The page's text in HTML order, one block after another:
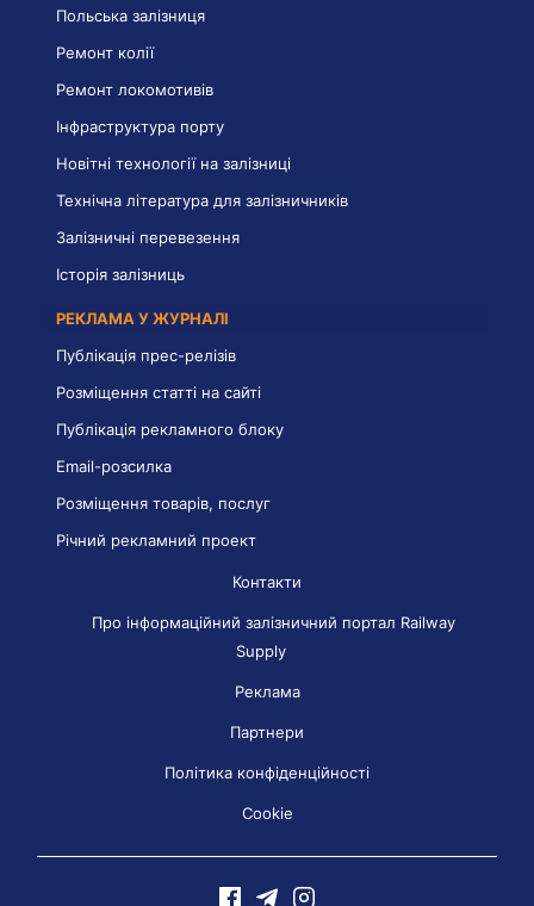
Польська залізниця
Ремонт колії
Ремонт локомотивів
Інфраструктура порту
Новітні технології на залізниці
Технічна література для залізничників
Залізничні перевезення
Історія залізниць
РЕКЛАМА У ЖУРНАЛІ
Публікація прес-релізів
Розміщення статті на сайті
Публікація рекламного блоку
Email-розсилка
Розміщення товарів, послуг
Річний рекламний проект
Контакти
Про інформаційний залізничний портал Railway
Supply
Реклама
Партнери
Політика конфіденційності
Cookie